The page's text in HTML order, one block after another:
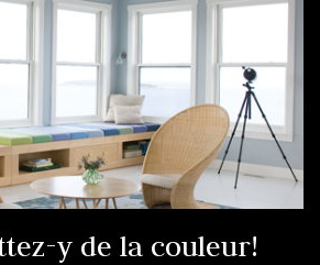
y de la couleur!